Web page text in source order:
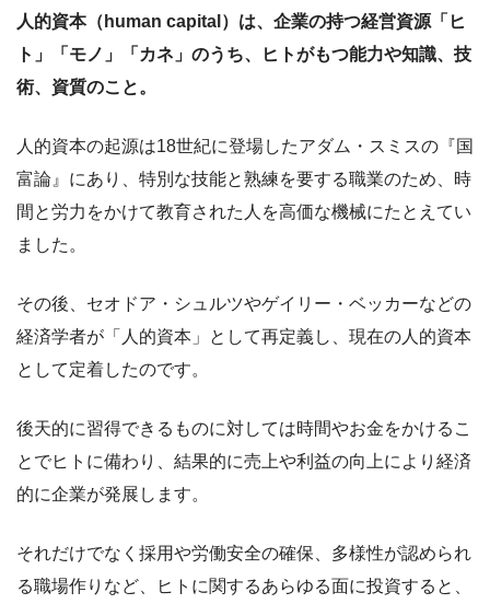
人的資本（human capital）は、企業の持つ経営資源「ヒ
ト」「モノ」「カネ」のうち、ヒトがもつ能力や知識、技
術、資質のこと。
人的資本の起源は18世紀に登場したアダム・スミスの『国
富論』にあり、特別な技能と熟練を要する職業のため、時
間と労力をかけて教育された人を高価な機械にたとえてい
ました。
その後、セオドア・シュルツやゲイリー・ベッカーなどの
経済学者が「人的資本」として再定義し、現在の人的資本
として定着したのです。
後天的に習得できるものに対しては時間やお金をかけるこ
とでヒトに備わり、結果的に売上や利益の向上により経済
的に企業が発展します。
それだけでなく採用や労働安全の確保、多様性が認められ
る職場作りなど、ヒトに関するあらゆる面に投資すると、